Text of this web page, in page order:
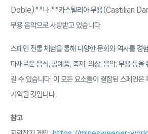
Doble)**나 **카스틸리아 무용(Castilian
무용 음악으로 사랑받고 있습니다.
스페인 전통 체험을 통해 다양한 문화와 역사를 경
다채로운 음식, 공예품, 축제, 의상, 음악, 무용 등을
길 수 있습니다. 이 모든 요소들이 결합된 스페인은
기억될 것입니다.
참고: